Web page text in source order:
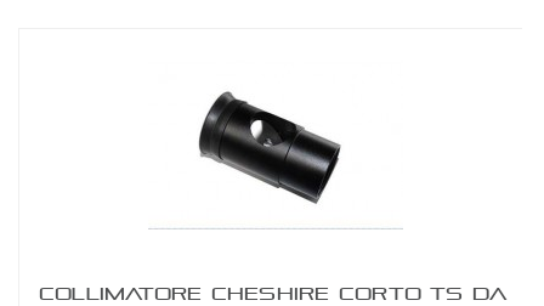
COLLIMATORE CHESHIRE CORTO TS DA